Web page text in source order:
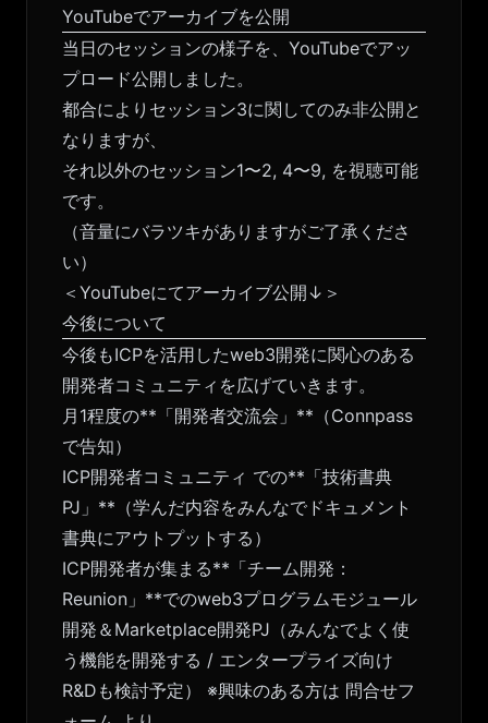
YouTubeでアーカイブを公開
当日のセッションの様子を、YouTubeでアッ
プロード公開しました。
都合によりセッション3に関してのみ非公開と
なりますが、
それ以外のセッション1〜2, 4〜9, を視聴可能
です。
（音量にバラツキがありますがご了承くださ
い）
＜YouTubeにてアーカイブ公開↓＞
今後について
今後もICPを活用したweb3開発に関心のある
開発者コミュニティを広げていきます。
月1程度の**「開発者交流会」**（Connpass
で告知）
ICP開発者コミュニティ での**「技術書典
PJ」**（学んだ内容をみんなでドキュメント
書典にアウトプットする）
ICP開発者が集まる**「チーム開発：
Reunion」**でのweb3プログラムモジュール
開発＆Marketplace開発PJ（みんなでよく使
う機能を開発する / エンタープライズ向け
R&Dも検討予定） ※興味のある方は 問合せフ